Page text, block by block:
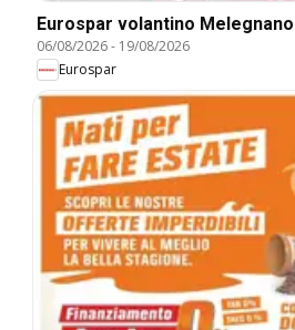
Eurospar volantino Melegnano
06/08/2026- 19/08/2026
Eurospar